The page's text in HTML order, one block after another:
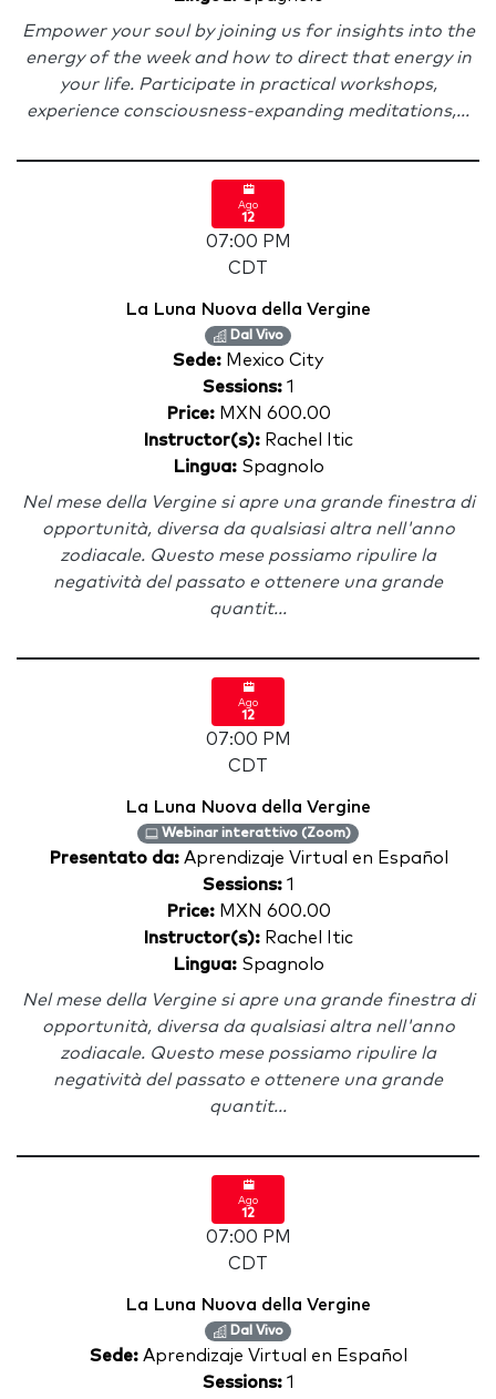
Empower your soul by joining us for insights into the
energy of the week and how to direct that energy in
your life. Participate in practical workshops,
experience consciousness-expanding meditations,...
Ago
12
07:00 PM
CDT
La Luna Nuova della Vergine
Dal Vivo
Sede: Mexico City
Sessions:1
Price:MXN 600.00
Instructor(s): Rachel Itic
Lingua:Spagnolo
Nel mese della Vergine si apre una grande finestra di
opportunità, diversa da qualsiasi altra nell'anno
zodiacale. Questo mese possiamo ripulire la
negatività del passato e ottenere una grande
quantit...
Ago
12
07:00 PM
CDT
La Luna Nuova della Vergine
Webinar interattivo (Zoom)
Presentato da: Aprendizaje Virtual en Español
Sessions:1
Price:MXN 600.00
Instructor(s): Rachel Itic
Lingua:Spagnolo
Nel mese della Vergine si apre una grande finestra di
opportunità, diversa da qualsiasi altra nell'anno
zodiacale. Questo mese possiamo ripulire la
negatività del passato e ottenere una grande
quantit...
Ago
12
07:00 PM
CDT
La Luna Nuova della Vergine
Dal Vivo
Sede: Aprendizaje Virtual en Español
Sessions:1